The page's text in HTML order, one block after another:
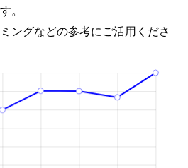
。
ングなどの参考にご活用くださ